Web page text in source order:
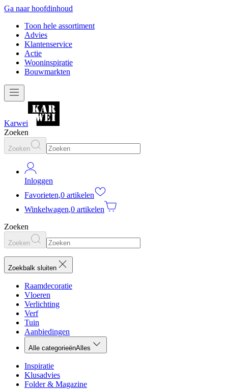
Ga naar hoofdinhoud
Toon hele assortiment
Advies
Klantenservice
Actie
Wooninspiratie
Bouwmarkten
Karwei
Zoeken
Zoeken
Inloggen
Favorieten,0 artikelen
Winkelwagen,0 artikelen
Zoeken
Zoeken
Zoekbalk sluiten
Raamdecoratie
Vloeren
Verlichting
Verf
Tuin
Aanbiedingen
Alle categorieënAlles
Inspiratie
Klusadvies
Folder & Magazine